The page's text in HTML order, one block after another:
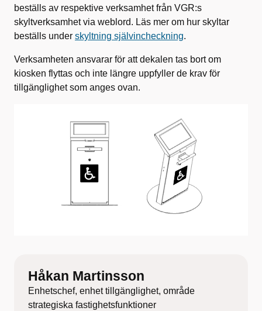
beställs av respektive verksamhet från VGR:s
skyltverksamhet via weblord. Läs mer om hur skyltar
beställs under skyltning självincheckning.
Verksamheten ansvarar för att dekalen tas bort om
kiosken flyttas och inte längre uppfyller de krav för
tillgänglighet som anges ovan.
Håkan Martinsson
Enhetschef, enhet tillgänglighet, område
strategiska fastighetsfunktioner